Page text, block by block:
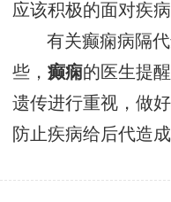
应该积极的面对疾病
有关癫痫病隔
些， 癫痫的医生提
遗传进行重视，做
防止疾病给后代造